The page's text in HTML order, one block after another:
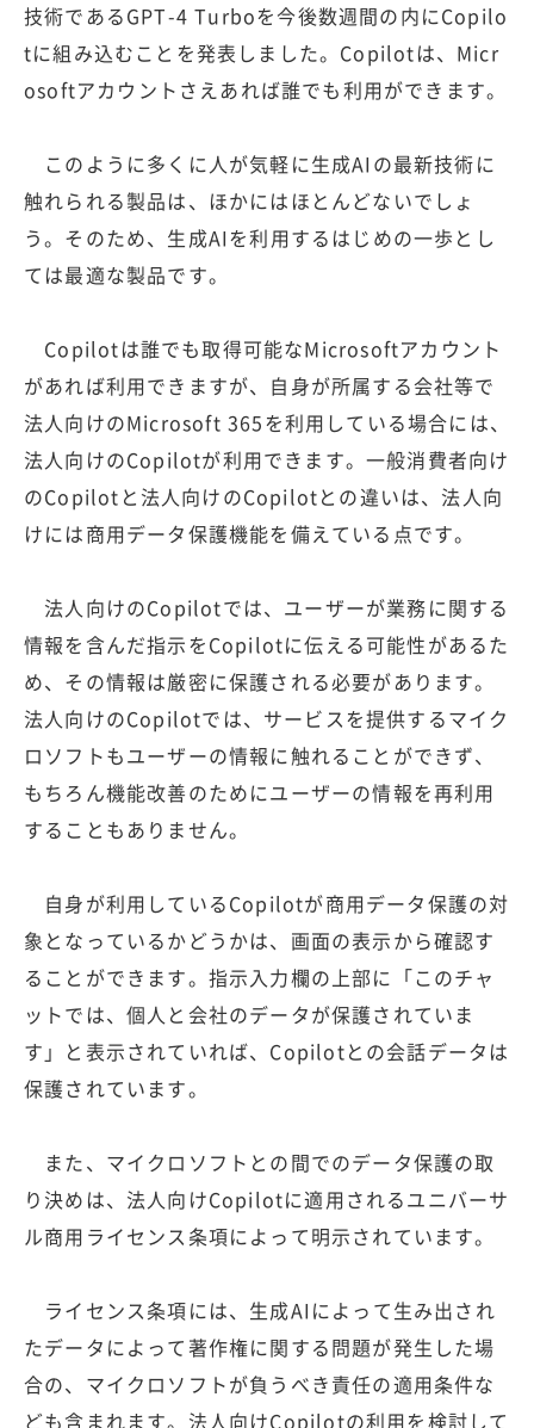
技術であるGPT-4 Turboを今後数週間の内にCopilo
tに組み込むことを発表しました。Copilotは、Micr
osoftアカウントさえあれば誰でも利用ができます。
このように多くに人が気軽に生成AIの最新技術に
触れられる製品は、ほかにはほとんどないでしょ
う。そのため、生成AIを利用するはじめの一歩とし
ては最適な製品です。
Copilotは誰でも取得可能なMicrosoftアカウント
があれば利用できますが、自身が所属する会社等で
法人向けのMicrosoft 365を利用している場合には、
法人向けのCopilotが利用できます。一般消費者向け
のCopilotと法人向けのCopilotとの違いは、法人向
けには商用データ保護機能を備えている点です。
法人向けのCopilotでは、ユーザーが業務に関する
情報を含んだ指示をCopilotに伝える可能性があるた
め、その情報は厳密に保護される必要があります。
法人向けのCopilotでは、サービスを提供するマイク
ロソフトもユーザーの情報に触れることができず、
もちろん機能改善のためにユーザーの情報を再利用
することもありません。
自身が利用しているCopilotが商用データ保護の対
象となっているかどうかは、画面の表示から確認す
ることができます。指示入力欄の上部に「このチャ
ットでは、個人と会社のデータが保護されていま
す」と表示されていれば、Copilotとの会話データは
保護されています。
また、マイクロソフトとの間でのデータ保護の取
り決めは、法人向けCopilotに適用されるユニバーサ
ル商用ライセンス条項によって明示されています。
ライセンス条項には、生成AIによって生み出され
たデータによって著作権に関する問題が発生した場
合の、マイクロソフトが負うべき責任の適用条件な
ども含まれます。法人向けCopilotの利用を検討して